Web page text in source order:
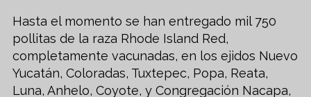
Hasta el momento se han entregado mil 750
pollitas de la raza Rhode Island Red,
completamente vacunadas, en los ejidos Nuevo
Yucatán, Coloradas, Tuxtepec, Popa, Reata,
Luna, Anhelo, Coyote, y Congregación Nacapa,